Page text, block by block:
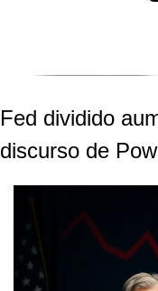
Fed dividido
discurso de